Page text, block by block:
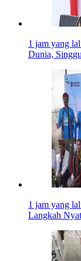
1 jam yang
Dunia,
1 jam yang
Langkah